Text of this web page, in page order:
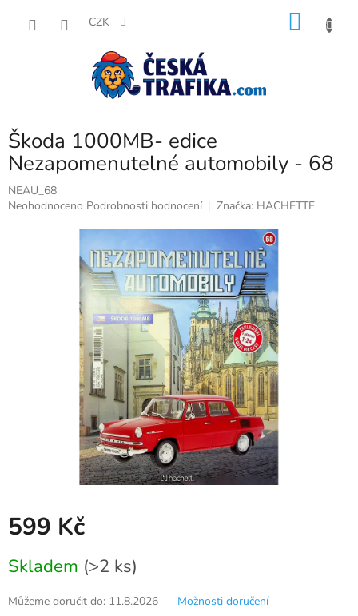
CZK
Škoda 1000MB- edice
Nezapomenutelné automobily - 68
NEAU_68
Průměrné
Neohodnoceno Podrobnosti hodnocení Značka: HACHETTE
599 Kč
cena:
Skladem (>2 ks)
Můžeme doručit do: 11.8.2026 Možnosti doručení